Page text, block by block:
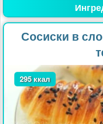
Сосиски в
295 ккал